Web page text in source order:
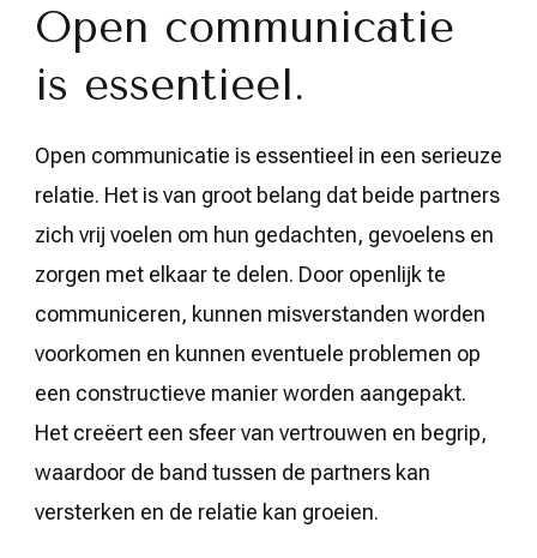
Open communicatie
is essentieel.
Open communicatie is essentieel in een serieuze
relatie. Het is van groot belang dat beide partners
zich vrij voelen om hun gedachten, gevoelens en
zorgen met elkaar te delen. Door openlijk te
communiceren, kunnen misverstanden worden
voorkomen en kunnen eventuele problemen op
een constructieve manier worden aangepakt.
Het creëert een sfeer van vertrouwen en begrip,
waardoor de band tussen de partners kan
versterken en de relatie kan groeien.